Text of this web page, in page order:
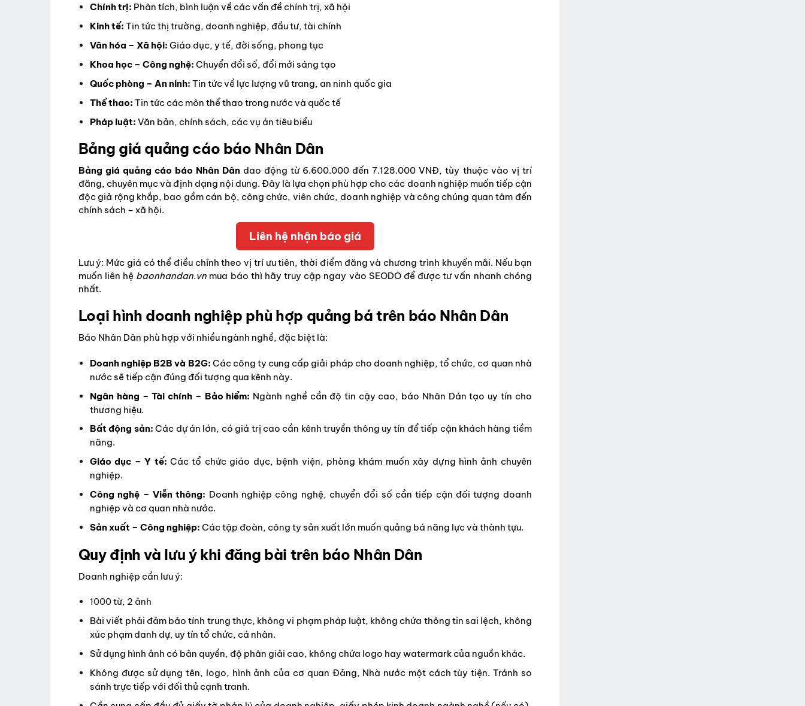
Chính trị: Phân tích, bình luận về các vấn đề chính trị, xã hội
Kinh tế: Tin tức thị trường, doanh nghiệp, đầu tư, tài chính
Văn hóa – Xã hội: Giáo dục, y tế, đời sống, phong tục
Khoa học – Công nghệ: Chuyển đổi số, đổi mới sáng tạo
Quốc phòng – An ninh: Tin tức về lực lượng vũ trang, an ninh quốc gia
Thể thao: Tin tức các môn thể thao trong nước và quốc tế
Pháp luật: Văn bản, chính sách, các vụ án tiêu biểu
Bảng giá quảng cáo báo Nhân Dân
Bảng giá quảng cáo báo Nhân Dân dao động từ 6.600.000 đến 7.128.000 VNĐ, tùy thuộc vào vị trí
đăng, chuyên mục và định dạng nội dung. Đây là lựa chọn phù hợp cho các doanh nghiệp muốn tiếp cận
độc giả rộng khắp, bao gồm cán bộ, công chức, viên chức, doanh nghiệp và công chúng quan tâm đến
chính sách – xã hội.
Liên hệ nhận báo giá
Lưu ý: Mức giá có thể điều chỉnh theo vị trí ưu tiên, thời điểm đăng và chương trình khuyến mãi. Nếu bạn
muốn liên hệ baonhandan.vn mua báo thì hãy truy cập ngay vào SEODO để được tư vấn nhanh chóng
nhất.
Loại hình doanh nghiệp phù hợp quảng bá trên báo Nhân Dân
Báo Nhân Dân phù hợp với nhiều ngành nghề, đặc biệt là:
Doanh nghiệp B2B và B2G: Các công ty cung cấp giải pháp cho doanh nghiệp, tổ chức, cơ quan nhà
nước sẽ tiếp cận đúng đối tượng qua kênh này.
Ngân hàng – Tài chính – Bảo hiểm: Ngành nghề cần độ tin cậy cao, báo Nhân Dán tạo uy tín cho
thương hiệu.
Bất động sản: Các dự án lớn, có giá trị cao cần kênh truyền thông uy tín để tiếp cận khách hàng tiềm
năng.
Giáo dục – Y tế: Các tổ chức giáo dục, bệnh viện, phòng khám muốn xây dựng hình ảnh chuyên
nghiệp.
Công nghệ – Viễn thông: Doanh nghiệp công nghệ, chuyển đổi số cần tiếp cận đối tượng doanh
nghiệp và cơ quan nhà nước.
Sản xuất – Công nghiệp: Các tập đoàn, công ty sản xuất lớn muốn quảng bá năng lực và thành tựu.
Quy định và lưu ý khi đăng bài trên báo Nhân Dân
Doanh nghiệp cần lưu ý:
1000 từ, 2 ảnh
Bài viết phải đảm bảo tính trung thực, không vi phạm pháp luật, không chứa thông tin sai lệch, không
xúc phạm danh dự, uy tín tổ chức, cá nhân.
Sử dụng hình ảnh có bản quyền, độ phân giải cao, không chứa logo hay watermark của nguồn khác.
Không được sử dụng tên, logo, hình ảnh của cơ quan Đảng, Nhà nước một cách tùy tiện. Tránh so
sánh trực tiếp với đối thủ cạnh tranh.